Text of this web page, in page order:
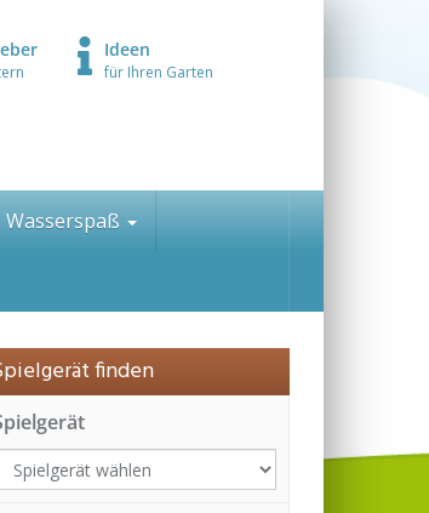
Ideen
für Ihren Garten
Wasserspaß
finden